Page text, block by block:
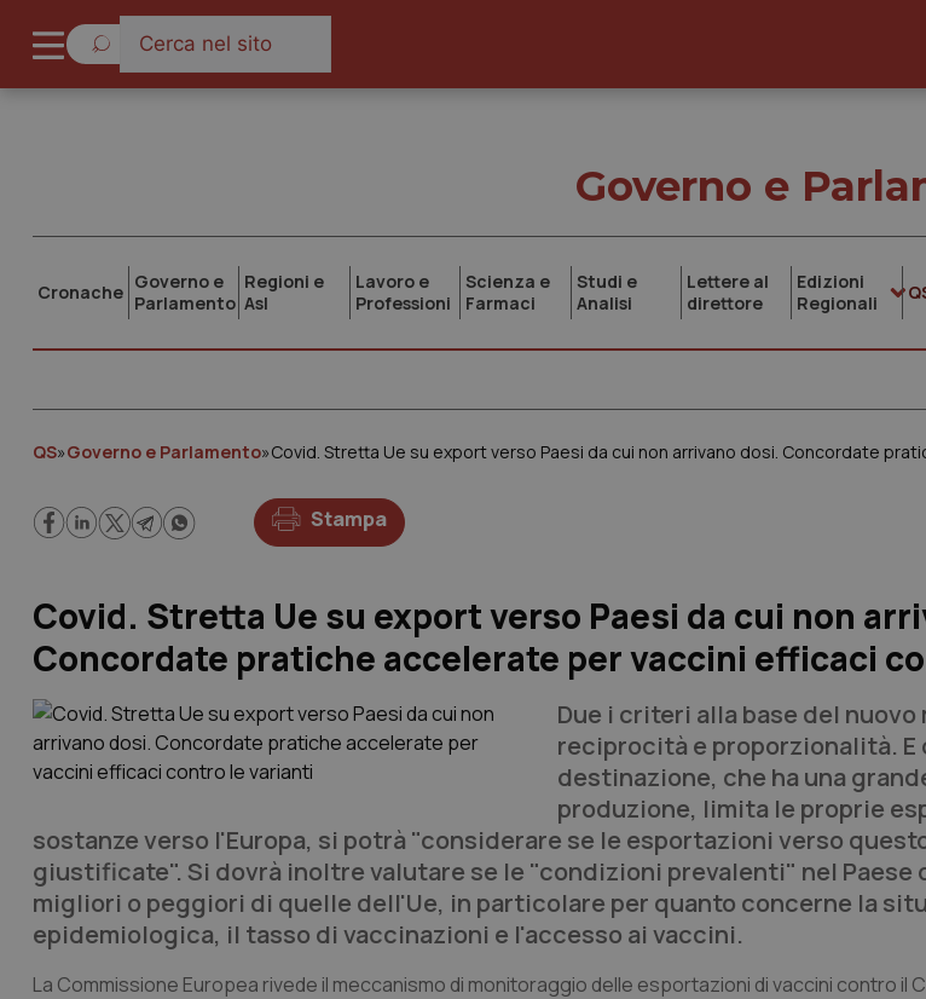
Governo e
Cronache Governo e
Parlamento
Regioni e
Asl
Lavoro e
Professioni
Scienza e
Farmaci
Studi e
Analisi
Lettere al
direttore
Edizioni
Regionali
QS»Governo e Parlamento»
Stampa
Covid. Stretta Ue su export verso Paesi da cui non
Concordate pratiche accelerate per vaccini efficaci
Due i criteri alla base del
reciprocità e proporzionalità. E
destinazione, che ha una
produzione, limita le proprie
sostanze verso l'Europa, si potrà "considerare se le esportazioni verso
giustificate". Si dovrà inoltre valutare se le "condizioni prevalenti" nel Paese
migliori o peggiori di quelle dell'Ue, in particolare per quanto concerne la
epidemiologica, il tasso di vaccinazioni e l'accesso ai vaccini.
La Commissione Europea rivede il meccanismo di monitoraggio delle esportazioni di vaccini contro il